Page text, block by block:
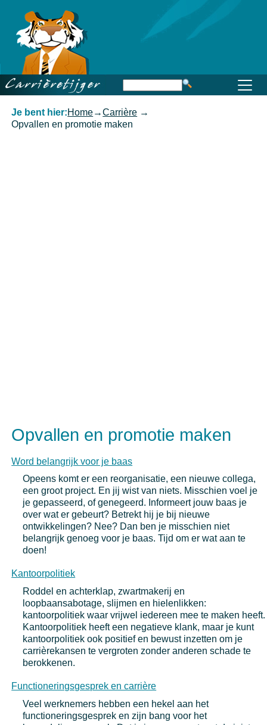
Opvallen en promotie maken
Word belangrijk voor je baas
Opeens komt er een reorganisatie, een nieuwe collega,
een groot project. En jij wist van niets. Misschien voel je
je gepasseerd, of genegeerd. Informeert jouw baas je
over wat er gebeurt? Betrekt hij je bij nieuwe
ontwikkelingen? Nee? Dan ben je misschien niet
belangrijk genoeg voor je baas. Tijd om er wat aan te
doen!
Kantoorpolitiek
Roddel en achterklap, zwartmakerij en
loopbaansabotage, slijmen en hielenlikken:
kantoorpolitiek waar vrijwel iedereen mee te maken heeft.
Kantoorpolitiek heeft een negatieve klank, maar je kunt
kantoorpolitiek ook positief en bewust inzetten om je
carrièrekansen te vergroten zonder anderen schade te
berokkenen.
Functioneringsgesprek en carrière
Veel werknemers hebben een hekel aan het
functioneringsgesprek en zijn bang voor het
Je bent hier:Home→Carrière →
Opvallen en promotie maken